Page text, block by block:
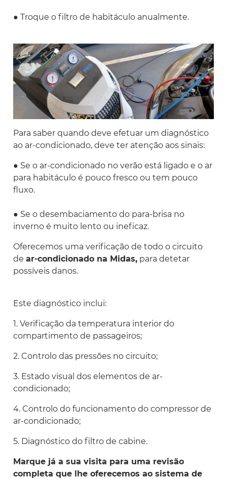
● Troque o filtro de habitáculo anualmente.
Para saber quando deve efetuar um diagnóstico
ao ar-condicionado, deve ter atenção aos sinais:
● Se o ar-condicionado no verão está ligado e o ar
para habitáculo é pouco fresco ou tem pouco
fluxo.
● Se o desembaciamento do para-brisa no
inverno é muito lento ou ineficaz.
Oferecemos uma verificação de todo o circuito
de ar-condicionado na Midas, para detetar
possíveis danos.
Este diagnóstico inclui:
1. Verificação da temperatura interior do
compartimento de passageiros;
2. Controlo das pressões no circuito;
3. Estado visual dos elementos de ar-
condicionado;
4. Controlo do funcionamento do compressor de
ar-condicionado;
5. Diagnóstico do filtro de cabine.
Marque já a sua visita para uma revisão
completa que lhe oferecemos ao sistema de